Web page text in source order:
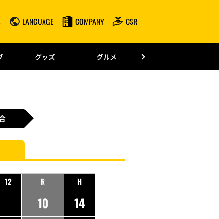
LANGUAGE COMPANY CSR
グッズ グルメ
12 R H
10 14